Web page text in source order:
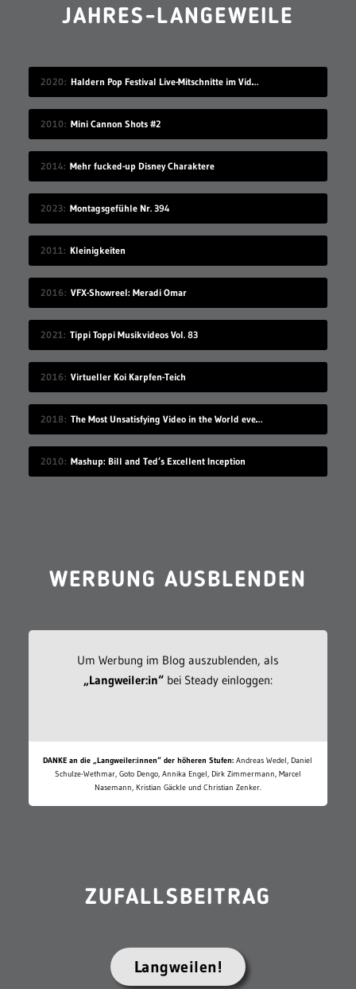
JAHRES-LANGEWEILE
2020 Haldern Pop Festival Live-Mitschnitte im Videostream (2008-2019)
2010 Mini Cannon Shots #2
2014 Mehr fucked-up Disney Charaktere
2023 Montagsgefühle Nr. 394
2011 Kleinigkeiten
2016 VFX-Showreel: Meradi Omar
2021 Tippi Toppi Musikvideos Vol. 83
2016 Virtueller Koi Karpfen-Teich
2018 The Most Unsatisfying Video in the World ever made – part 2
2010 Mashup: Bill and Ted’s Excellent Inception
WERBUNG AUSBLENDEN
Um Werbung im Blog auszublenden, als
„Langweiler:in“bei Steady einloggen:
DANKE an die „Langweiler:innen“ der höheren Stufen: Andreas Wedel, Daniel
Schulze-Wethmar, Goto Dengo, Annika Engel, Dirk Zimmermann, Marcel
Nasemann, Kristian Gäckle und Christian Zenker.
ZUFALLSBEITRAG
Langweilen!